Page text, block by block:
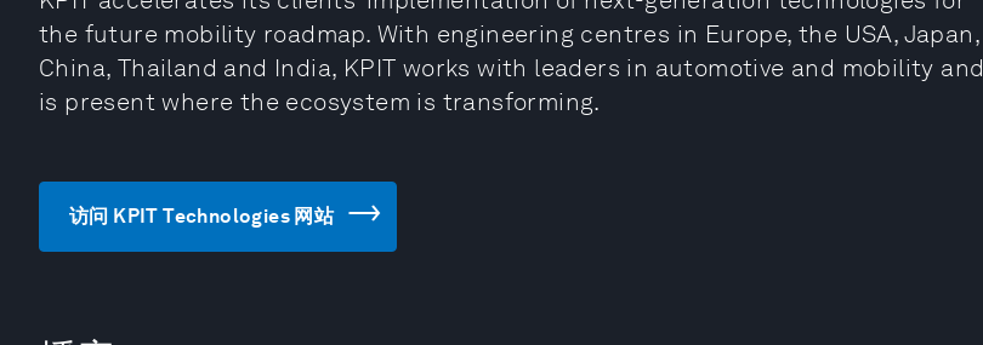
the future mobility roadmap. With engineering centres in Europe, the USA, Japan,
China, Thailand and India, KPIT works with leaders in automotive and mobility and
is present where the ecosystem is transforming.
访问 KPIT Technologies 网站